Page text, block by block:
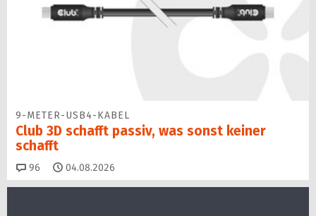
9-METER-USB4-KABEL
Club 3D schafft passiv, was sonst keiner
schafft
96 Kommentare
04.08.2026